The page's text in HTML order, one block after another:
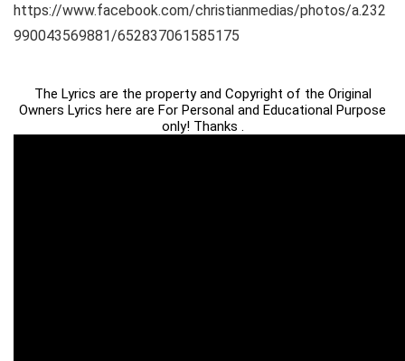
https://www.facebook.com/christianmedias/photos/a.232
990043569881/652837061585175
The Lyrics are the property and Copyright of the Original
Owners Lyrics here are For Personal and Educational Purpose
only! Thanks .